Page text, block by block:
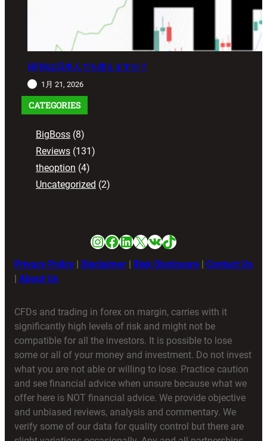
HFMは日本人でも使えますか？
1月 21, 2026
CATEGORIES
BigBoss (8)
Reviews (131)
theoption (4)
Uncategorized (2)
Instagram
Facebook
LinkedIn
X VKTikTok
Privacy Policy | Disclaimer | Risk Disclosure | Contact Us
| About Us
CFDs and trading in forex on margin, carries with it
significantly high levels of risk and might not be
compatible for all the investors. It is possible to lose
some or all of your money and investment. Do not invest
what you are not able or willing to lose. Practice caution
and see financial advice when unsure because what we
offer here is NOT financial advice. We provide objective
and unbiased reviews, analysis and commentary. We
verify some of our data for quality control but there are